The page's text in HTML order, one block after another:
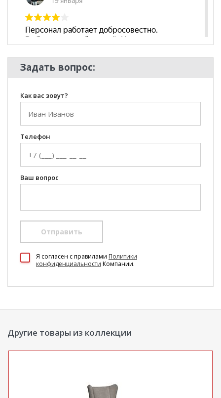
действительны только для интернет-магазина
могут отличаться от цен в розничных магазинах-
салонах сети!
Задать вопрос:
Как вас зовут?
Телефон
Ваш вопрос
Отправить
Я согласен c правилами Политики
конфиденциальности Компании.
Другие товары из коллекции